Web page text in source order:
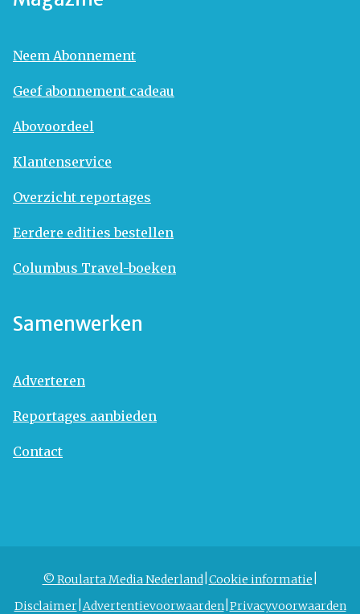
Neem Abonnement
Geef abonnement cadeau
Abovoordeel
Klantenservice
Overzicht reportages
Eerdere edities bestellen
Columbus Travel-boeken
Samenwerken
Adverteren
Reportages aanbieden
Contact
© Roularta Media Nederland Cookie informatie
Disclaimer Advertentievoorwaarden Privacyvoorwaarden